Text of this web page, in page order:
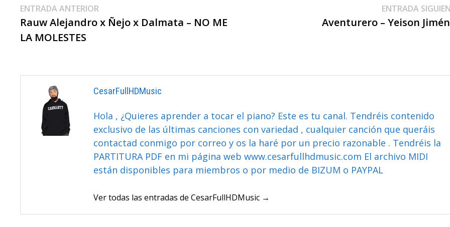
Navegación
De
ENTRADA ANTERIOR
anterior:
Rauw Alejandro x Ñejo x Dalmata – NO ME
LA MOLESTES
ENTRADA
Aventurero – Yeison
CesarFullHDMusic
Hola , ¿Quieres aprender a tocar el piano? Este es tu canal. Tendréis contenido
exclusivo de las últimas canciones con variedad , cualquier canción que queráis
contactad conmigo por correo y os la haré por un precio razonable . Tendréis la
PARTITURA PDF en mi página web www.cesarfullhdmusic.com El archivo MIDI
están disponibles para miembros o por medio de BIZUM o PAYPAL
Ver todas las entradas de CesarFullHDMusic →